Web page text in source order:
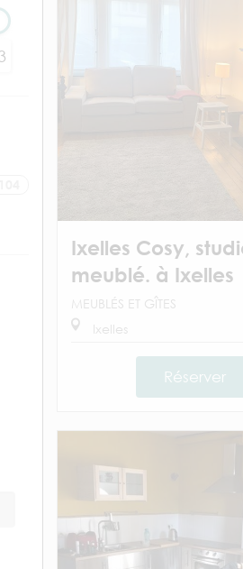
Ixelles Cosy,
meublé. à Ixelles
MEUBLÉS ET GÎTES
Ixelles
Réserver